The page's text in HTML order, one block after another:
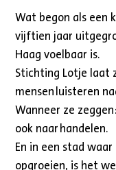
Wat begon als een
vijftien jaar
Haag voelbaar is.
Stichting Lotje laat
mensen luisteren
Wanneer ze
ook naar handelen.
En in een stad
opgroeien, is het